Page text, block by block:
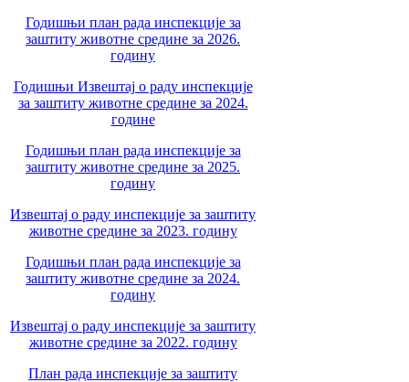
Годишњи план рада инспекције за
заштиту животне средине за 2026.
годину
Годишњи Извештај о раду инспекције
за заштиту животне средине за 2024.
године
Годишњи план рада инспекције за
заштиту животне средине за 2025.
годину
Извештај о раду инспекције за заштиту
животне средине за 2023. годину
Годишњи план рада инспекције за
заштиту животне средине за 2024.
годину
Извештај о раду инспекције за заштиту
животне средине за 2022. годину
План рада инспекције за заштиту